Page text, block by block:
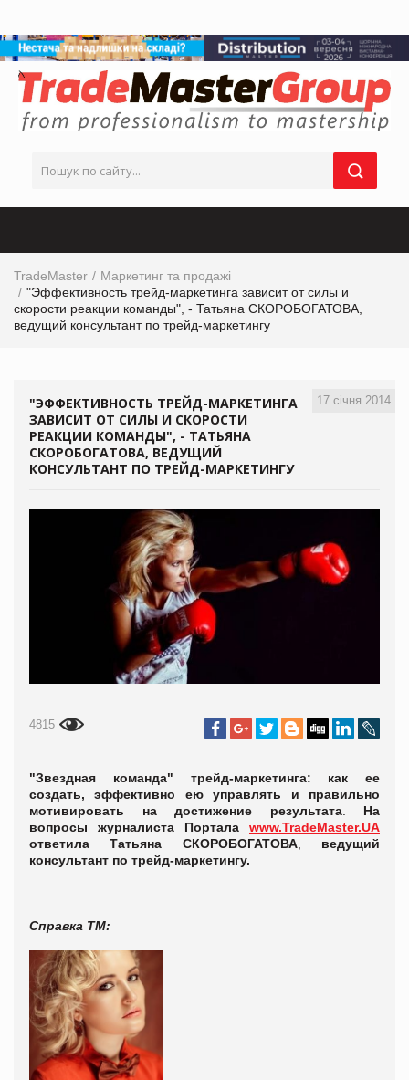
TradeMaster
Маркетинг та продажі
"Эффективность трейд-маркетинга зависит от силы и
скорости реакции команды", - Татьяна СКОРОБОГАТОВА,
ведущий консультант по трейд-маркетингу
17 січня 2014
"ЭФФЕКТИВНОСТЬ ТРЕЙД-МАРКЕТИНГА
ЗАВИСИТ ОТ СИЛЫ И СКОРОСТИ
РЕАКЦИИ КОМАНДЫ", - ТАТЬЯНА
СКОРОБОГАТОВА, ВЕДУЩИЙ
КОНСУЛЬТАНТ ПО ТРЕЙД-МАРКЕТИНГУ
4815
"Звездная команда" трейд-маркетинга: как ее
создать, эффективно ею управлять и правильно
мотивировать на достижение результата. На
вопросы журналиста Портала
www.TradeMaster.UA
ответила
Татьяна СКОРОБОГАТОВА, ведущий
консультант по трейд-маркетингу.
Справка ТМ: